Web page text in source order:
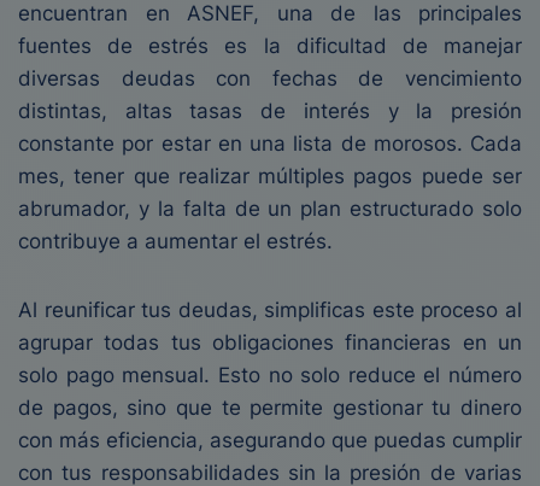
encuentran en ASNEF, una de las principales
fuentes de estrés es la dificultad de manejar
diversas deudas con fechas de vencimiento
distintas, altas tasas de interés y la presión
constante por estar en una lista de morosos. Cada
mes, tener que realizar múltiples pagos puede ser
abrumador, y la falta de un plan estructurado solo
contribuye a aumentar el estrés.
Al reunificar tus deudas, simplificas este proceso al
agrupar todas tus obligaciones financieras en un
solo pago mensual. Esto no solo reduce el número
de pagos, sino que te permite gestionar tu dinero
con más eficiencia, asegurando que puedas cumplir
con tus responsabilidades sin la presión de varias